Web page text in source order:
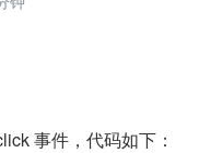
事件，代码如下：